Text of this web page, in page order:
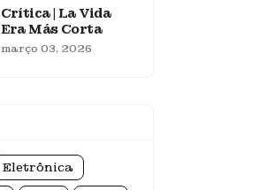
Crítica | La Vida
Era Más Corta
março 03, 2026
Eletrônica